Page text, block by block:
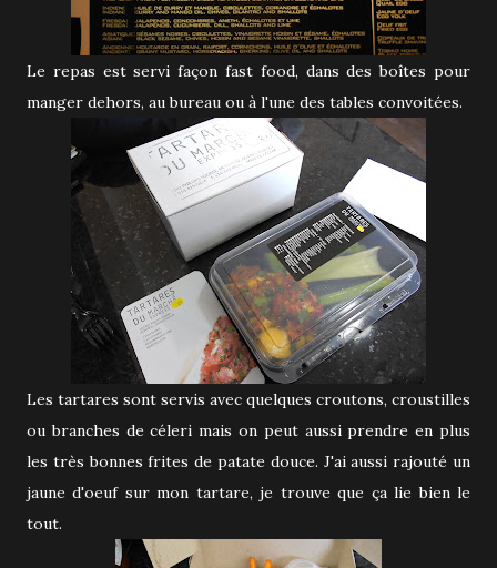
Le repas est servi façon fast food, dans des boîtes pour
manger dehors, au bureau ou à l'une des tables convoitées.
Les tartares sont servis avec quelques croutons, croustilles
ou branches de céleri mais on peut aussi prendre en plus
les très bonnes frites de patate douce. J'ai aussi rajouté un
jaune d'oeuf sur mon tartare, je trouve que ça lie bien le
tout.